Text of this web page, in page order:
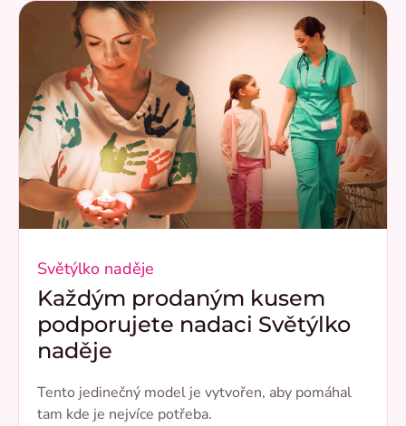
Světýlko naděje
Každým prodaným kusem
podporujete nadaci Světýlko
naděje
Tento jedinečný model je vytvořen, aby pomáhal
tam kde je nejvíce potřeba.